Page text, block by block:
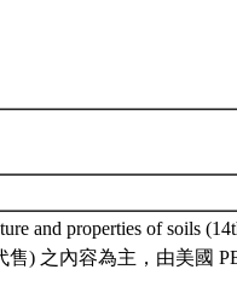
and properties of soils
售) 之內容為主，由美國